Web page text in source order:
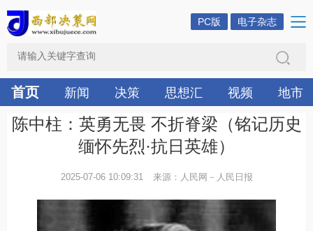
PC版 电子杂志
首页 新闻 决策 思想汇 视频 地市
陈中柱：英勇无畏 不折脊梁（铭记历史
缅怀先烈·抗日英雄）
2025-07-06 10:09:31 来源：人民网－人民日报